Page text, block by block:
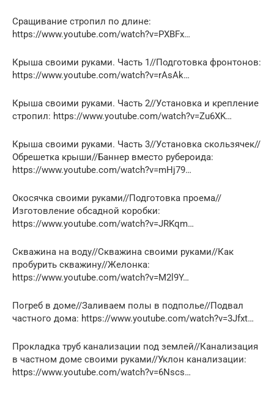
Сращивание стропил по длине:
https://www.youtube.com/watch?v=PXBFx…
Крыша своими руками. Часть 1//Подготовка фронтонов:
https://www.youtube.com/watch?v=rAsAk…
Крыша своими руками. Часть 2//Установка и крепление
стропил: https://www.youtube.com/watch?v=Zu6XK…
Крыша своими руками. Часть 3//Установка скользячек//
Обрешетка крыши//Баннер вместо рубероида:
https://www.youtube.com/watch?v=mHj79…
Окосячка своими руками//Подготовка проема//
Изготовление обсадной коробки:
https://www.youtube.com/watch?v=JRKqm…
Скважина на воду//Скважина своими руками//Как
пробурить скважину//Желонка:
https://www.youtube.com/watch?v=M2l9Y…
Погреб в доме//Заливаем полы в подполье//Подвал
частного дома: https://www.youtube.com/watch?v=3Jfxt…
Прокладка труб канализации под землей//Канализация
в частном доме своими руками//Уклон канализации:
https://www.youtube.com/watch?v=6Nscs…